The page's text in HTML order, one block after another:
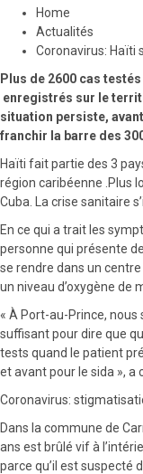
Home
Actualités
Coronavirus: Haïti
Plus de 2600 cas
enregistrés sur le
situation persiste,
franchir la barre des
Haïti fait partie des 3
région caribéenne .Plus
Cuba. La crise sanitaire
En ce qui a trait les
personne qui présente
se rendre dans un
un niveau d’oxygène de
« À Port-au-Prince,
suffisant pour dire que
tests quand le patient
et avant pour le sida », a
Coronavirus:
Dans la commune de
ans est brûlé vif à
parce qu’il est suspecté